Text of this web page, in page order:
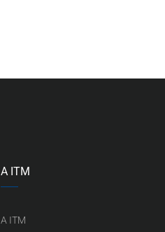
A ITM
A ITM